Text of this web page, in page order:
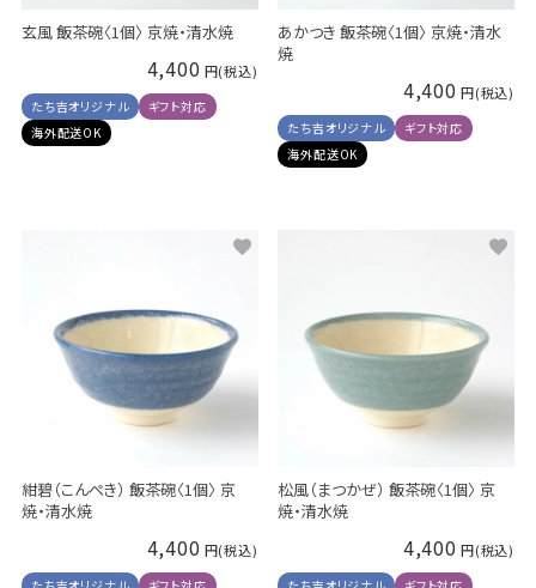
玄風 飯茶碗〈1個〉 京焼・清水焼
4,400
たち吉オリジナル
ギフト対応
海外配送OK
あかつき 飯茶碗〈1個〉 京焼・清水
焼
4,400
たち吉オリジナル
ギフト対応
海外配送OK
紺碧（こんぺき） 飯茶碗〈1個〉 京
焼・清水焼
4,400
松風（まつかぜ） 飯茶碗〈1個〉 京
焼・清水焼
4,400